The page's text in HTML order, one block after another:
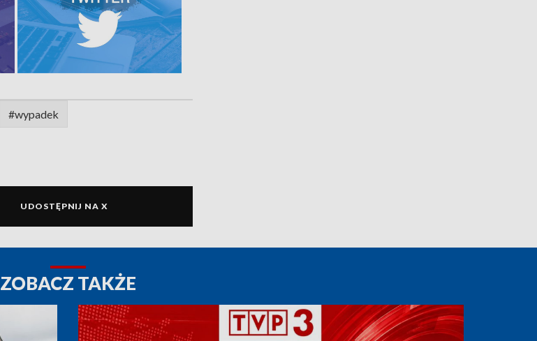
#wypadek
UDOSTĘPNIJ NA X
ZOBACZ TAKŻE